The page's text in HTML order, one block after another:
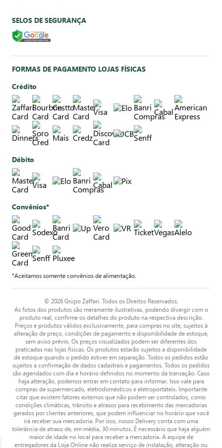
SELOS DE SEGURANÇA
FORMAS DE PAGAMENTO LOJAS FÍSICAS
Crédito
Débito
Convênios*
*Aceitamos somente convênios de alimentação.
© 2026 Grupo Zaffari. Todos os Direitos Reservados.
As fotos dos produtos são meramente ilustrativas, podendo divergir com o
produto real, confirme os detalhes do produto na respectiva descrição.
Preços e produtos válidos exclusivamente, para compras no site, sujeitos à
alteração de preço, condições de pagamento e disponibilidade de estoque,
sem aviso prévio. Os preços visualizados podem ser diferentes dos
praticados nas lojas físicas. Os produtos estarão sujeitos a disponibilidade
de estoque quando o pedido estiver em separação. Todos os pedidos estão
sujeitos a confirmação de dados cadastrais e pagamentos. Todos os pedidos
são agendados com dia e horário definidos no momento da transação. Caso
haja alteração, podemos entrar em contato para informar. Isso vale para
compras de supermercado, eletrodomésticos e eletroportáteis. Importante
citar que existem fatores externos que não podem ser controlados, como
condições climáticas, trânsito e atrasos para recebimento das mercadorias
gerados por clientes anteriores, que podem influenciar no horário que você
irá receber sua mercadoria. Por isso, nosso Delivery conta com uma
tolerância de atraso de, em média, 30 minutos. É necessário que haja alguém
maior de idade no local para receber a mercadoria. A equipe de
entregadores da Loja Online não realiza serviço de instalação, alteração ou